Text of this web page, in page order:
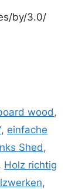
by/3.0/
wood,
, einfache
Shed,
Holz richtig
,